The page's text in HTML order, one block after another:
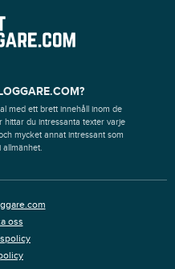
med ett brett innehåll inom de
hittar du intressanta texter varje
mycket annat intressant som
allmänhet.
oss